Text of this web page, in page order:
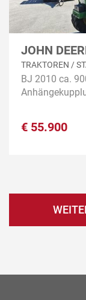
JOHN
TRAKTOREN /
BJ 2010 ca.
€ 55.900